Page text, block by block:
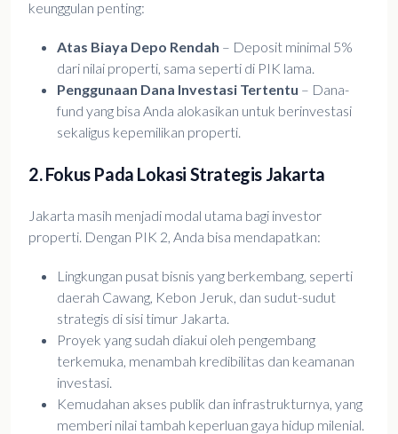
keunggulan penting:
Atas Biaya Depo Rendah – Deposit minimal 5%
dari nilai properti, sama seperti di PIK lama.
Penggunaan Dana Investasi Tertentu – Dana-
fund yang bisa Anda alokasikan untuk berinvestasi
sekaligus kepemilikan properti.
2. Fokus Pada Lokasi Strategis Jakarta
Jakarta masih menjadi modal utama bagi investor
properti. Dengan PIK 2, Anda bisa mendapatkan:
Lingkungan pusat bisnis yang berkembang, seperti
daerah Cawang, Kebon Jeruk, dan sudut-sudut
strategis di sisi timur Jakarta.
Proyek yang sudah diakui oleh pengembang
terkemuka, menambah kredibilitas dan keamanan
investasi.
Kemudahan akses publik dan infrastrukturnya, yang
memberi nilai tambah keperluan gaya hidup milenial.